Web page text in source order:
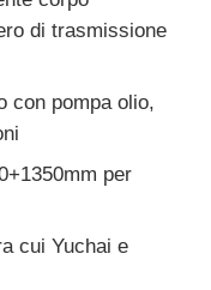
di trasmissione
con pompa olio,
per
cui Yuchai e